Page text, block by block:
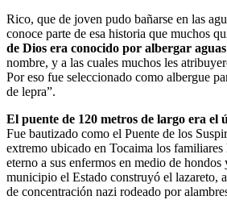
Rico, que de joven pudo bañarse en las
conoce parte de esa historia que muchos
de Dios era conocido por albergar
nombre, y a las cuales muchos les
Por eso fue seleccionado como albergue
de lepra”.
El puente de 120 metros de largo era el
Fue bautizado como el Puente de los
extremo ubicado en Tocaima los familiares
eterno a sus enfermos en medio de hondos
municipio el Estado construyó el lazareto,
de concentración nazi rodeado por